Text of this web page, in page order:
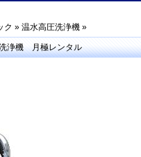
ク » 温水高圧洗浄機 »
浄機 月極レンタル